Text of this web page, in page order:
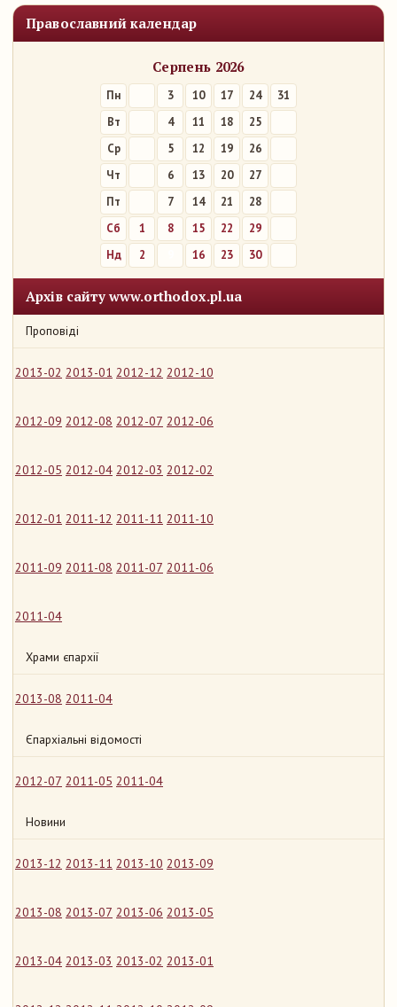
Православний календар
Серпень 2026
Пн 3 10 17 24
31
Вт
4 11 18
25
Ср
5 12 19
26
Чт
6 13 20
27
Пт
7 14 21
28
Сб
1 8 15 22
29
Нд
2 16 23 30
Архів сайту www.orthodox.pl.ua
Проповіді
2013-02 2013-01 2012-12 2012-10
2012-09 2012-08 2012-07 2012-06
2012-05 2012-04 2012-03 2012-02
2012-01 2011-12 2011-11 2011-10
2011-09 2011-08 2011-07 2011-06
2011-04
Храми єпархії
2013-08 2011-04
Єпархіальні відомості
2012-07 2011-05 2011-04
Новини
2013-12 2013-11 2013-10 2013-09
2013-08 2013-07 2013-06 2013-05
2013-04 2013-03 2013-02 2013-01